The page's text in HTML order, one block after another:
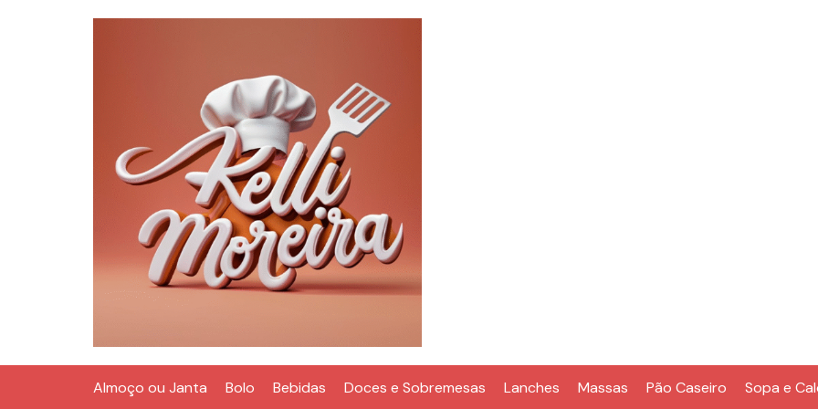
Almoço ou Janta Bolo Bebidas Doces e Sobremesas Lanches Massas Pão Caseiro Sopa e